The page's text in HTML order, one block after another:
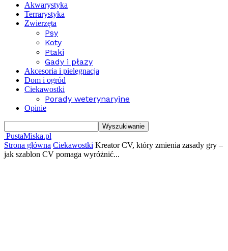
Akwarystyka
Terrarystyka
Zwierzęta
Psy
Koty
Ptaki
Gady i płazy
Akcesoria i pielęgnacja
Dom i ogród
Ciekawostki
Porady weterynaryjne
Opinie
PustaMiska.pl
Strona główna Ciekawostki Kreator CV, który zmienia zasady gry –
jak szablon CV pomaga wyróżnić...